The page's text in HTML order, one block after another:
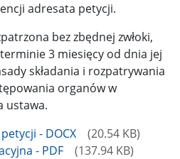
adresata petycji.
bez zbędnej zwłoki,
3 miesięcy od dnia jej
składania i rozpatrywania
organów w
ustawa.
- DOCX
20.54 KB
- PDF
137.94 KB